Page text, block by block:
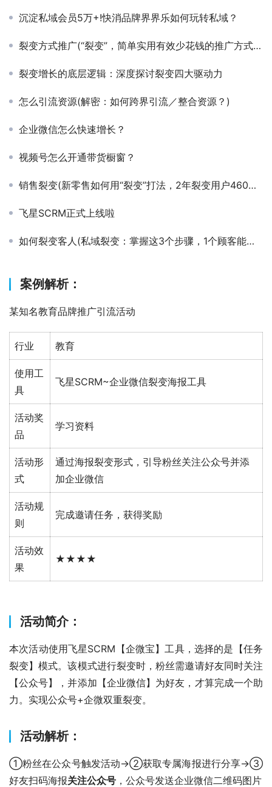
沉淀私域会员5万+!快消品牌界界乐如何玩转私域？
裂变方式推广(“裂变”，简单实用有效少花钱的推广方式，了解一下？)
裂变增长的底层逻辑：深度探讨裂变四大驱动力
怎么引流资源(解密：如何跨界引流／整合资源？)
企业微信怎么快速增长？
视频号怎么开通带货橱窗？
销售裂变(新零售如何用“裂变”打法，2年裂变用户460万，营业额近亿？)
飞星SCRM正式上线啦
如何裂变客人(私域裂变：掌握这3个步骤，1个顾客能裂变成9个顾客)
案例解析：
某知名教育品牌推广引流活动
行业 教育
使用工
具
飞星SCRM~企业微信裂变海报工具
活动奖
品
学习资料
活动形
式
通过海报裂变形式，引导粉丝关注公众号并添
加企业微信
活动规
则
完成邀请任务，获得奖励
活动效
果
★★★★
活动简介：
本次活动使用飞星SCRM【企微宝】工具，选择的是【任务
裂变】模式。该模式进行裂变时，粉丝需邀请好友同时关注
【公众号】，并添加【企业微信】为好友，才算完成一个助
力。实现公众号+企微双重裂变。
活动解析：
①粉丝在公众号触发活动→②获取专属海报进行分享→③
好友扫码海报关注公众号 ，公众号发送企业微信二维码图片